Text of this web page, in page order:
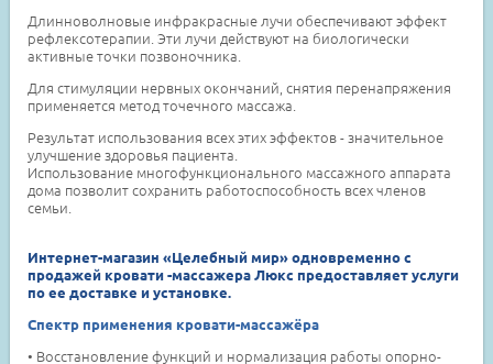
Длинноволновые инфракрасные лучи обеспечивают эффект
рефлексотерапии. Эти лучи действуют на биологически
активные точки позвоночника.
Для стимуляции нервных окончаний, снятия перенапряжения
применяется метод точечного массажа.
Результат использования всех этих эффектов - значительное
улучшение здоровья пациента.
Использование многофункционального массажного аппарата
дома позволит сохранить работоспособность всех членов
семьи.
Интернет-магазин «Целебный мир» одновременно с
продажей кровати -массажера Люкс предоставляет услуги
по ее доставке и установке.
Спектр применения кровати-массажёра
• Восстановление функций и нормализация работы опорно-